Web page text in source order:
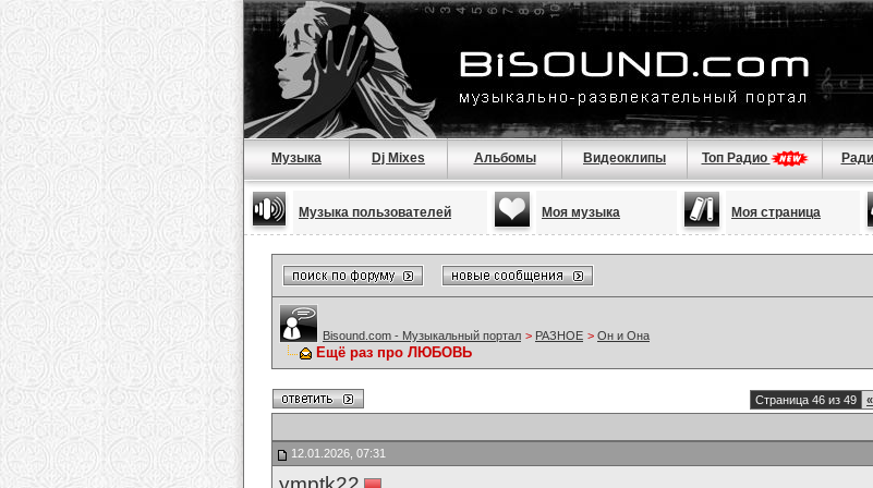
Музыка Dj Mixes Альбомы Видеоклипы Топ Радио
Музыка пользователей Моя музыка Моя страница
Bisound.com - Музыкальный портал > РАЗНОЕ > Он и Она
Ещё раз про ЛЮБОВЬ
Страница 46 из 49 «
12.01.2026, 07:31